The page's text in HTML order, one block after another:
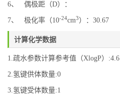
6、 偶极距（D）：
7、 极化率（10-24cm3）：30.67
计算化学数据
1.疏水参数计算参考值（XlogP）:4.6
2.氢键供体数量:0
3.氢键受体数量:1